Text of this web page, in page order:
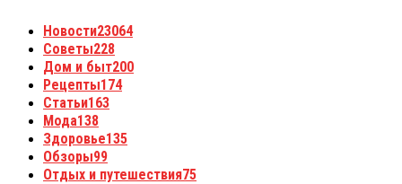
Новости23064
Советы228
Дом и быт200
Рецепты174
Статьи163
Мода138
Здоровье135
Обзоры99
Отдых и путешествия75